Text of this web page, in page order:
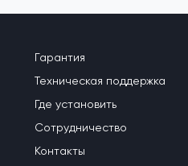
Гарантия
Техническая поддержка
Где установить
Сотрудничество
Контакты